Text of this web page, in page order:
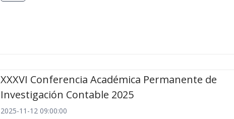
XXXVI Conferencia Académica Permanente de
Investigación Contable 2025
2025-11-12 09:00:00